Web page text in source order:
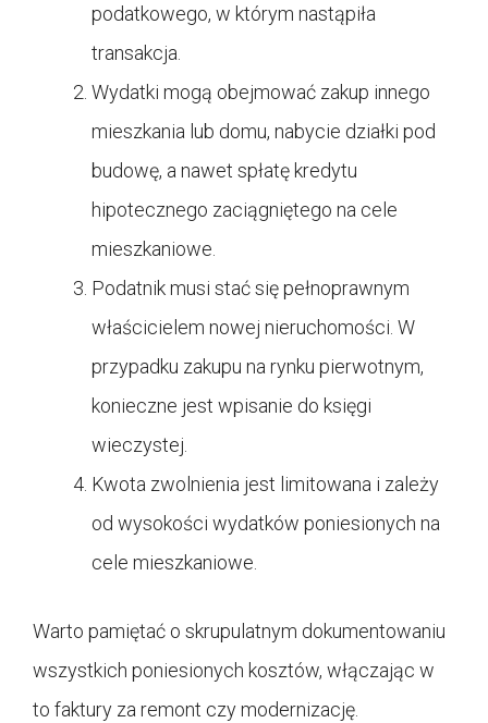
podatkowego, w którym nastąpiła
transakcja.
Wydatki mogą obejmować zakup innego
mieszkania lub domu, nabycie działki pod
budowę, a nawet spłatę kredytu
hipotecznego zaciągniętego na cele
mieszkaniowe.
Podatnik musi stać się pełnoprawnym
właścicielem nowej nieruchomości. W
przypadku zakupu na rynku pierwotnym,
konieczne jest wpisanie do księgi
wieczystej.
Kwota zwolnienia jest limitowana i zależy
od wysokości wydatków poniesionych na
cele mieszkaniowe.
Warto pamiętać o skrupulatnym dokumentowaniu
wszystkich poniesionych kosztów, włączając w
to faktury za remont czy modernizację.